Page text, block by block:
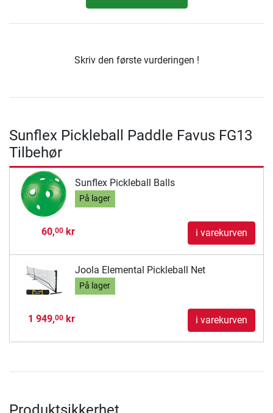
Skriv den første vurderingen !
Sunflex Pickleball Paddle Favus FG13
Tilbehør
Sunflex Pickleball Balls
På lager
60,00kr i varekurven
Joola Elemental Pickleball Net
På lager
1 949,00kr i varekurven